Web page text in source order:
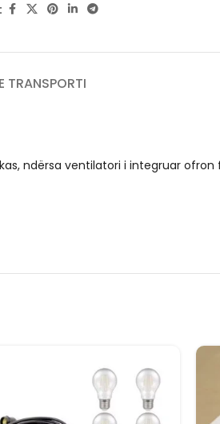
TRANSPORTI
ndërsa ventilatori i integruar